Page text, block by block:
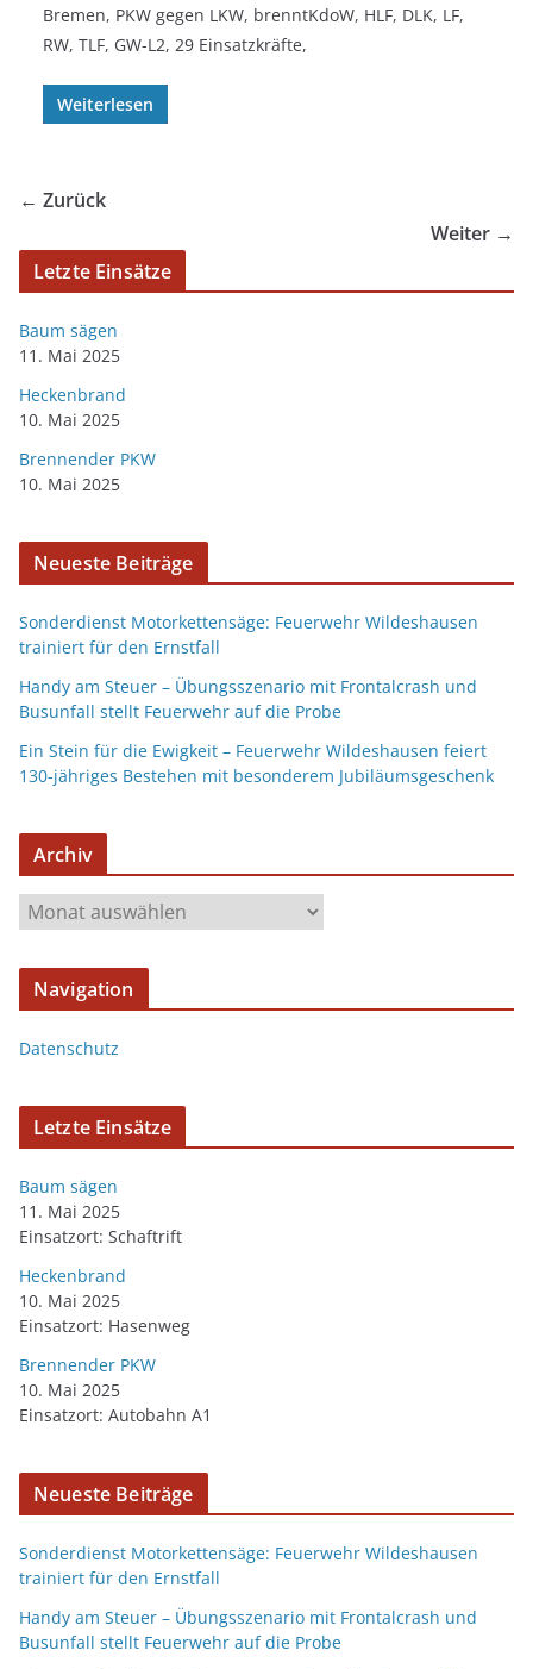
Bremen, PKW gegen LKW, brenntKdoW, HLF, DLK, LF,
RW, TLF, GW-L2, 29 Einsatzkräfte,
Weiterlesen
← Zurück
Weiter →
Letzte Einsätze
Baum sägen
11. Mai 2025
Heckenbrand
10. Mai 2025
Brennender PKW
10. Mai 2025
Neueste Beiträge
Sonderdienst Motorkettensäge: Feuerwehr Wildeshausen
trainiert für den Ernstfall
Handy am Steuer – Übungsszenario mit Frontalcrash und
Busunfall stellt Feuerwehr auf die Probe
Ein Stein für die Ewigkeit – Feuerwehr Wildeshausen feiert
130-jähriges Bestehen mit besonderem Jubiläumsgeschenk
Archiv
Navigation
Datenschutz
Letzte Einsätze
Baum sägen
11. Mai 2025
Einsatzort: Schaftrift
Heckenbrand
10. Mai 2025
Einsatzort: Hasenweg
Brennender PKW
10. Mai 2025
Einsatzort: Autobahn A1
Neueste Beiträge
Sonderdienst Motorkettensäge: Feuerwehr Wildeshausen
trainiert für den Ernstfall
Handy am Steuer – Übungsszenario mit Frontalcrash und
Busunfall stellt Feuerwehr auf die Probe